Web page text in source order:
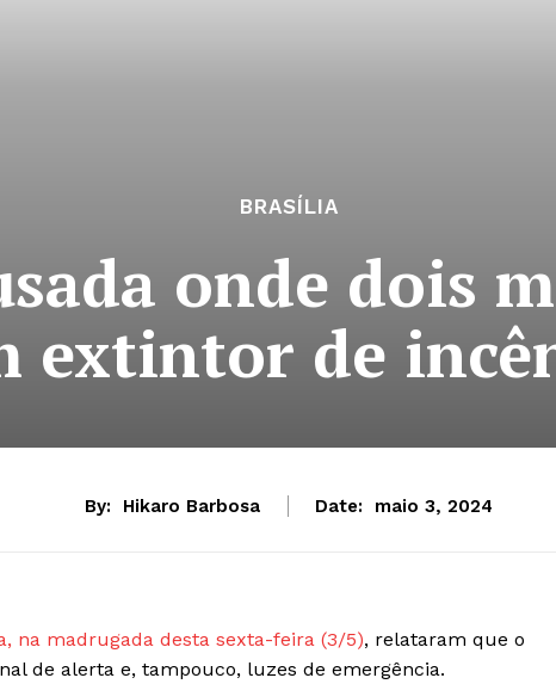
BRASÍLIA
onde dois
extintor de
By: Hikaro Barbosa Date: maio 3, 2024
na madrugada desta sexta-feira (3/5), relataram que o
de alerta e, tampouco, luzes de emergência.